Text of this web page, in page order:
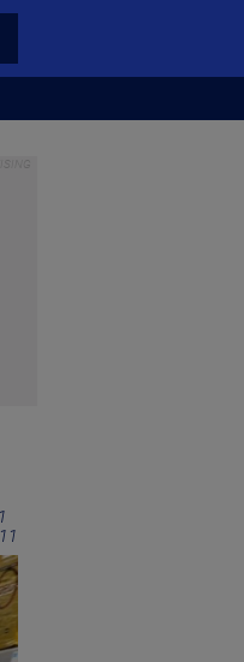
CATEGORIILE